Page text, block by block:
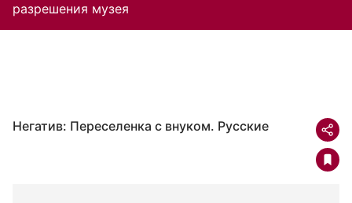
разрешения музея
Негатив: Переселенка с внуком. Русские